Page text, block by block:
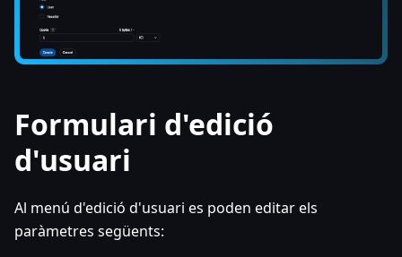
Formulari d'edició
d'usuari
Al menú d'edició d'usuari es poden editar els
paràmetres següents: